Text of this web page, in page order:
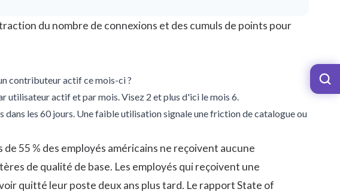
du nombre de connexions et des cumuls de points pour
contributeur actif ce mois-ci ?
utilisateur actif et par mois. Visez 2 et plus d'ici le mois 6.
dans les 60 jours. Une faible utilisation signale une friction de catalogue ou
de 55 % des employés américains ne reçoivent aucune
de qualité de base. Les employés qui reçoivent une
quitté leur poste deux ans plus tard. Le rapport State of